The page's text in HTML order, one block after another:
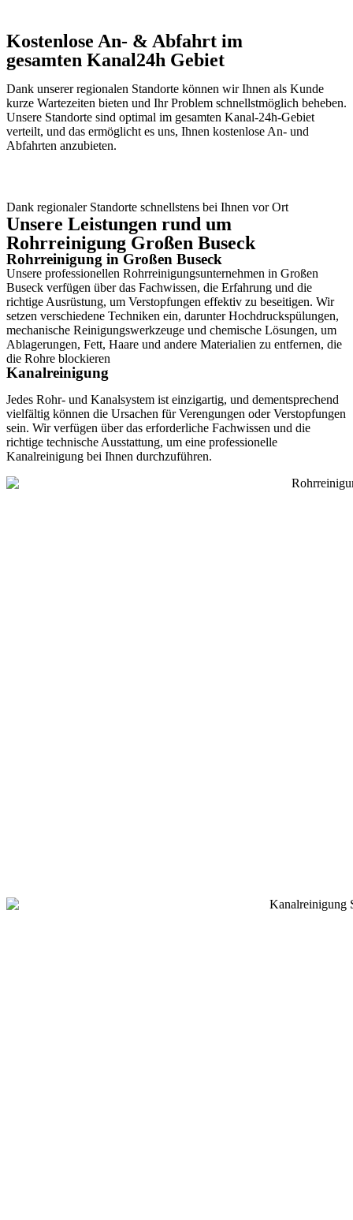
Kostenlose An- & Abfahrt im
gesamten Kanal24h Gebiet
Dank unserer regionalen Standorte können wir Ihnen als Kunde
kurze Wartezeiten bieten und Ihr Problem schnellstmöglich beheben.
Unsere Standorte sind optimal im gesamten Kanal-24h-Gebiet
verteilt, und das ermöglicht es uns, Ihnen kostenlose An- und
Abfahrten anzubieten.
Dank regionaler Standorte schnellstens bei Ihnen vor Ort
Unsere Leistungen rund um
Rohrreinigung Großen Buseck
Rohrreinigung in Großen Buseck
Unsere professionellen Rohrreinigungsunternehmen in Großen
Buseck verfügen über das Fachwissen, die Erfahrung und die
richtige Ausrüstung, um Verstopfungen effektiv zu beseitigen. Wir
setzen verschiedene Techniken ein, darunter Hochdruckspülungen,
mechanische Reinigungswerkzeuge und chemische Lösungen, um
Ablagerungen, Fett, Haare und andere Materialien zu entfernen, die
die Rohre blockieren
Kanalreinigung
Jedes Rohr- und Kanalsystem ist einzigartig, und dementsprechend
vielfältig können die Ursachen für Verengungen oder Verstopfungen
sein. Wir verfügen über das erforderliche Fachwissen und die
richtige technische Ausstattung, um eine professionelle
Kanalreinigung bei Ihnen durchzuführen.